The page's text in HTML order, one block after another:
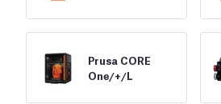
Prusa CORE
One/+/L